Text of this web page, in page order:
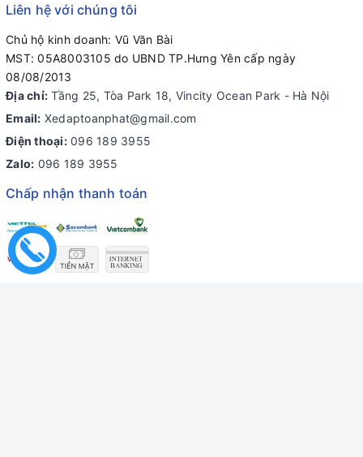
Liên hệ với chúng tôi
Chủ hộ kinh doanh: Vũ Văn Bài
MST: 05A8003105 do UBND TP.Hưng Yên cấp ngày
08/08/2013
Địa chỉ: Tầng 25, Tòa Park 18, Vincity Ocean Park - Hà Nội
Email: Xedaptoanphat@gmail.com
Điện thoại: 096 189 3955
Zalo: 096 189 3955
Chấp nhận thanh toán